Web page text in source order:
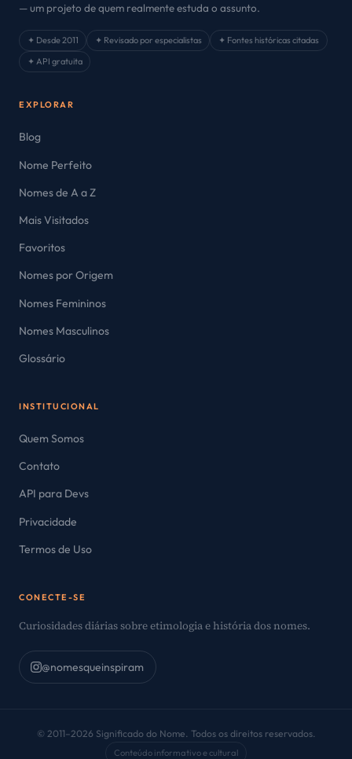
— um projeto de quem realmente estuda o assunto.
✦ Desde 2011 ✦ Revisado por especialistas
✦ Fontes históricas citadas
✦ API gratuita
EXPLORAR
Blog
Nome Perfeito
Nomes de A a Z
Mais Visitados
Favoritos
Nomes por Origem
Nomes Femininos
Nomes Masculinos
Glossário
INSTITUCIONAL
Quem Somos
Contato
API para Devs
Privacidade
Termos de Uso
CONECTE-SE
Curiosidades diárias sobre etimologia e história dos nomes.
@nomesqueinspiram
© 2011–2026 Significado do Nome. Todos os direitos reservados.
Conteúdo informativo e cultural